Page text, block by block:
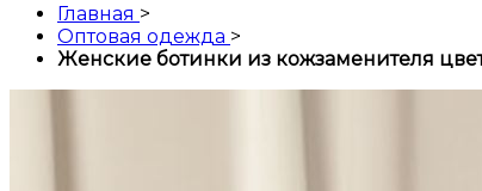
Главная >
Оптовая одежда >
Женские ботинки из кожзаменителя